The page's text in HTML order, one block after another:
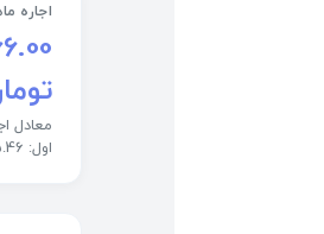
اجاره
معادل
اول: 525.46 هزار تومان